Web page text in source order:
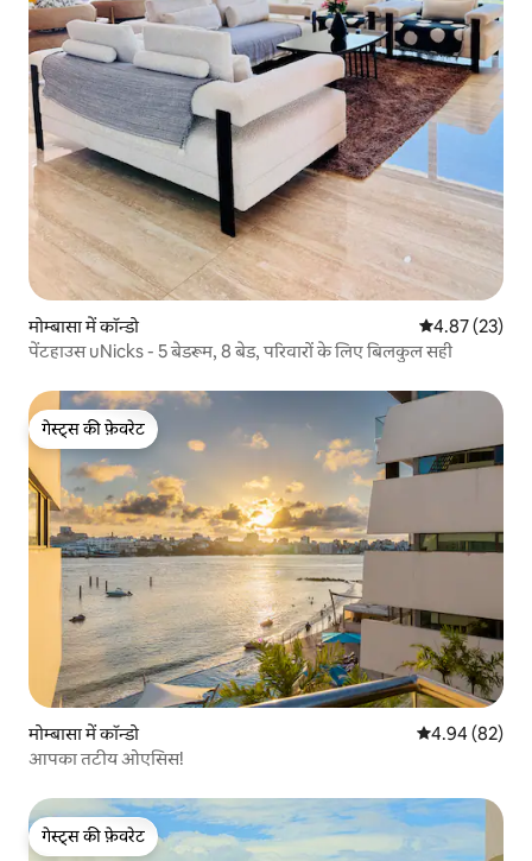
मोम्बासा में कॉन्डो औसत रेटिंग 5 में
4.87 (23)
पेंटहाउस uNicks - 5 बेडरूम, 8 बेड, परिवारों के लिए बिलकुल सही
गेस्ट्स की फ़ेवरेट
गेस्ट्स की फ़ेवरेट
मोम्बासा में कॉन्डो औसत रेटिंग 5 में
4.94 (82)
आपका तटीय ओएसिस!
गेस्ट्स की फ़ेवरेट
गेस्ट्स की फ़ेवरेट